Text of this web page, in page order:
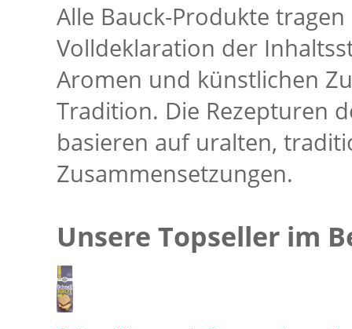
Alle Bauck-Produkte
Volldeklaration der
Aromen und künstlichen
Tradition. Die Rezepturen
basieren auf uralten,
Zusammensetzungen.
Unsere Topseller im